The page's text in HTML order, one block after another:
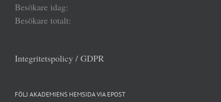
Besökare idag:
Besökare totalt:
Integritetspolicy / GDPR
FÖLJ AKADEMIENS HEMSIDA VIA EPOST